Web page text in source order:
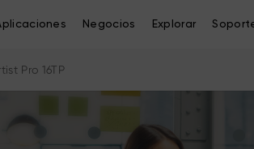
Negocios Explorar
Pro 16TP